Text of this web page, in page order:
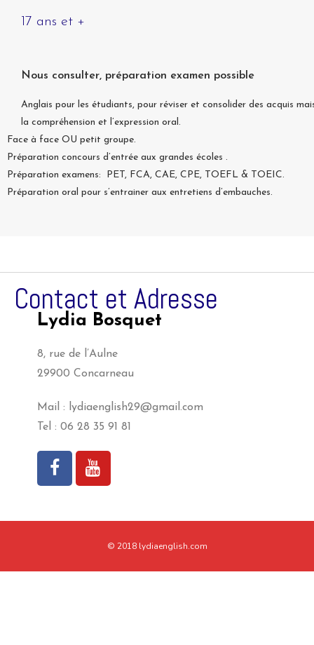
17 ans et +
Nous consulter, préparation examen possible
Anglais pour les étudiants, pour réviser et consolider des acquis
la compréhension et l’expression oral.
Face à face OU petit groupe.
Préparation concours d’entrée aux grandes écoles .
Préparation examens: PET, FCA, CAE, CPE, TOEFL & TOEIC.
Préparation oral pour s’entrainer aux entretiens d’embauches.
Contact et Adresse
Lydia Bosquet
8, rue de l’Aulne
29900 Concarneau
Mail : lydiaenglish29@gmail.com
Tel : 06 28 35 91 81
© 2018 lydiaenglish.com